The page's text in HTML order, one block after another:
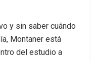
y sin saber cuándo
Montaner está
del estudio a